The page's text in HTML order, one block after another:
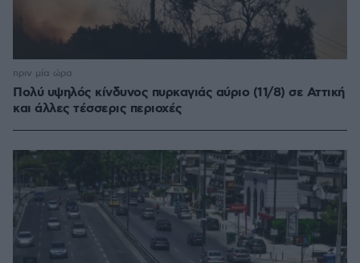
Πολύ υψηλός κίνδυνος πυρκαγιάς αύριο (11/8) σε Αττική
και άλλες τέσσερις περιοχές
πριν μία ώρα